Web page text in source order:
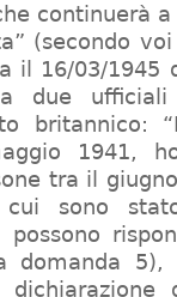
continuerà
(secondo
il 16/03/1945
due
britannico:
1941,
tra il
sono
domanda